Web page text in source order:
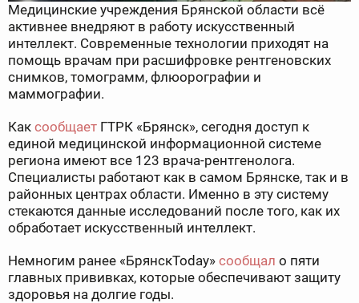
Медицинские учреждения Брянской области всё
активнее внедряют в работу искусственный
интеллект. Современные технологии приходят на
помощь врачам при расшифровке рентгеновских
снимков, томограмм, флюорографии и
маммографии.
Как сообщает ГТРК «Брянск», сегодня доступ к
единой медицинской информационной системе
региона имеют все 123 врача-рентгенолога.
Специалисты работают как в самом Брянске, так и в
районных центрах области. Именно в эту систему
стекаются данные исследований после того, как их
обработает искусственный интеллект.
Немногим ранее «БрянскToday» сообщал о пяти
главных прививках, которые обеспечивают защиту
здоровья на долгие годы.